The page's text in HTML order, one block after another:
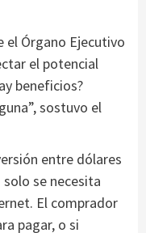
el Órgano Ejecutivo
el potencial
beneficios?
sostuvo el
entre dólares
se necesita
El comprador
pagar, o si